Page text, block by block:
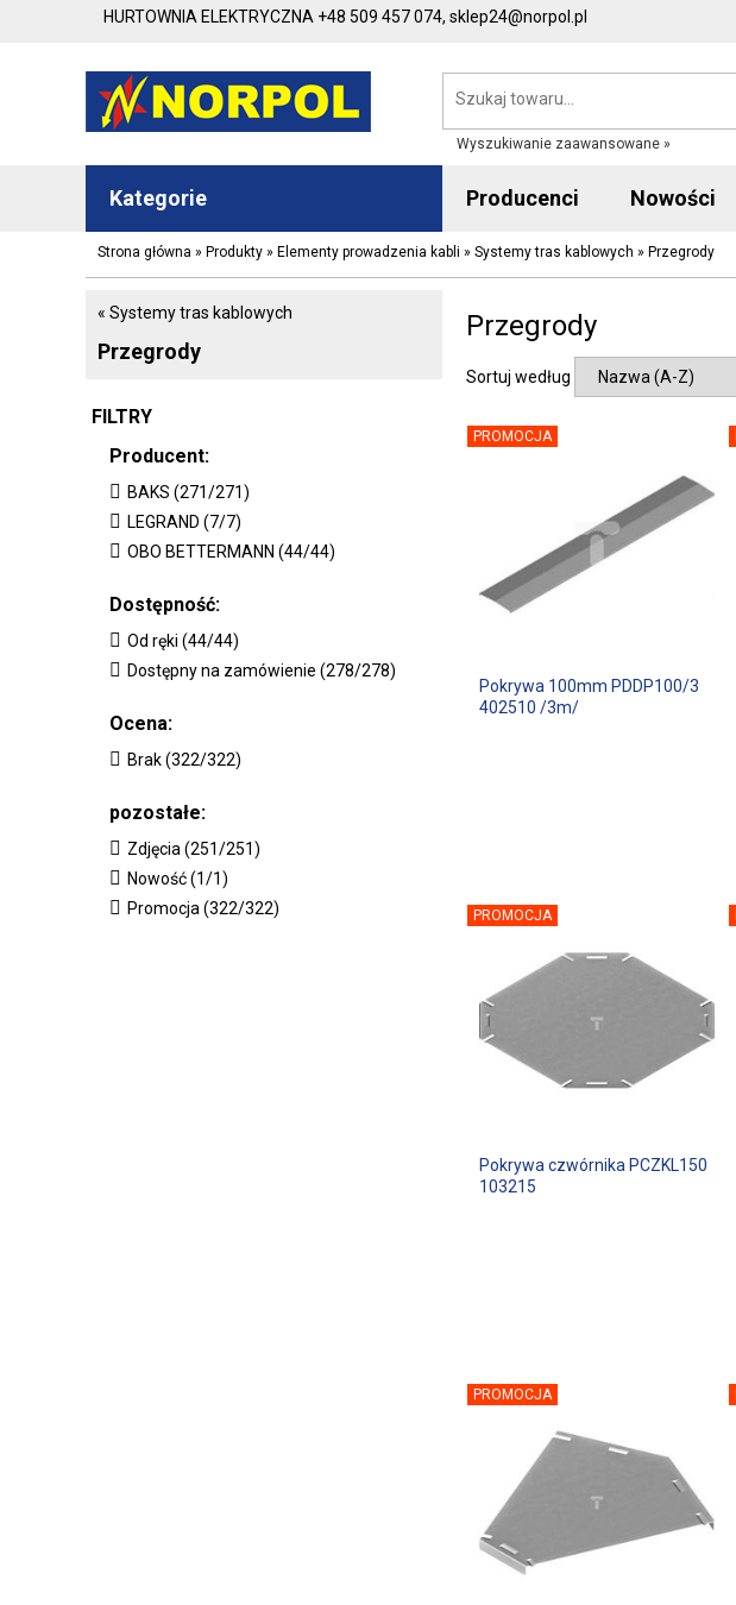
HURTOWNIA ELEKTRYCZNA +48 509 457 074, sklep24@norpol.pl
Wyszukiwanie zaawansowane »
Kategorie Producenci Nowości
Strona główna » Produkty » Elementy prowadzenia kabli » Systemy tras kablowych » Przegrody
« Systemy tras kablowych
Przegrody
FILTRY
Producent:
BAKS (271/271)
LEGRAND (7/7)
OBO BETTERMANN (44/44)
Dostępność:
Od ręki (44/44)
Dostępny na zamówienie (278/278)
Ocena:
Brak (322/322)
pozostałe:
Zdjęcia (251/251)
Nowość (1/1)
Promocja (322/322)
Przegrody
Sortuj według
PROMOCJA
Pokrywa 100mm PDDP100/3
402510 /3m/
PROMOCJA
Pokrywa czwórnika PCZKL150
103215
PROMOCJA